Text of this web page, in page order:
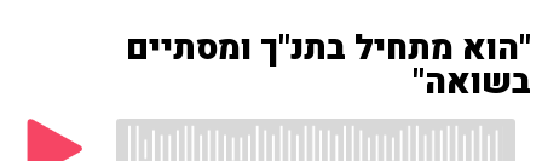
"הוא מתחיל בתנ"ך ומסתיים
בשואה"